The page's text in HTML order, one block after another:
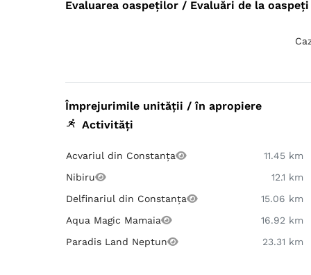
Evaluarea oaspeților / Evaluări de la
Împrejurimile unității / în apropiere
Activități
Acvariul din Constanța
11.45 km
Nibiru
12.1 km
Delfinariul din Constanța
15.06 km
Aqua Magic Mamaia
16.92 km
Paradis Land Neptun
23.31 km